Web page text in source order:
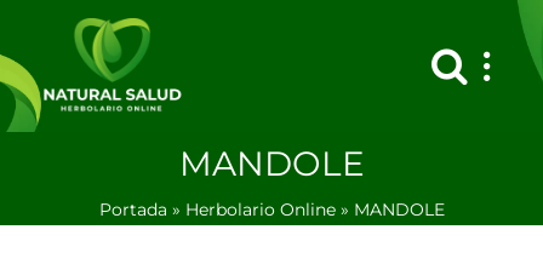
contenido
MANDOLE
Portada » Herbolario Online» MANDOLE